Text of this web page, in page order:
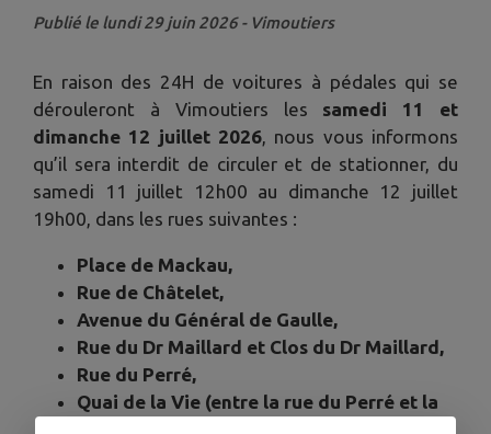
Publié le lundi 29 juin 2026 - Vimoutiers
En raison des 24H de voitures à pédales qui se
dérouleront à Vimoutiers les samedi 11 et
dimanche 12 juillet 2026 , nous vous informons
qu’il sera interdit de circuler et de stationner, du
samedi 11 juillet 12h00 au dimanche 12 juillet
19h00, dans les rues suivantes :
Place de Mackau,
Rue de Châtelet,
Avenue du Général de Gaulle,
Rue du Dr Maillard et Clos du Dr Maillard,
Rue du Perré,
Quai de la Vie (entre la rue du Perré et la